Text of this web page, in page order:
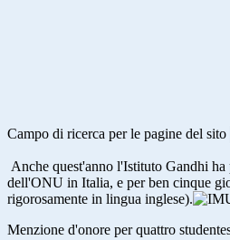
Campo di ricerca per le pagine del sito
Anche quest'anno l'Istituto Gandhi
dell'ONU in Italia, e per ben cinque
rigorosamente in lingua inglese).
Menzione d'onore per quattro